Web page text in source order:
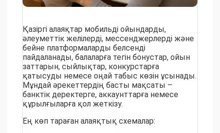
Қазіргі алаяқтар мобильді ойындарды,
әлеуметтік желілерді, мессенджерлерді және
бейне платформаларды белсенді
пайдаланады, балаларға тегін бонустар, ойын
заттарын, сыйлықтар, конкурстарға
қатысуды немесе оңай табыс көзін ұсынады.
Мұндай әрекеттердің басты мақсаты –
банктік деректерге, аккаунттарға немесе
құрылғыларға қол жеткізу.
Ең көп тараған алаяқтық схемалар: